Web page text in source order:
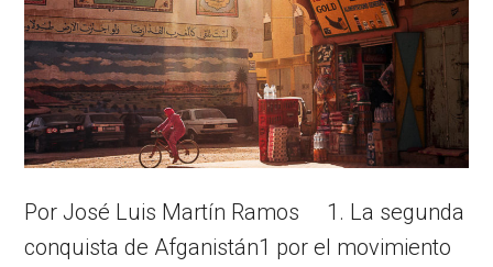
Por José Luis Martín Ramos 1. La segunda
conquista de Afganistán1 por el movimiento